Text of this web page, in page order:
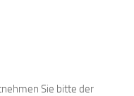
Sie bitte der